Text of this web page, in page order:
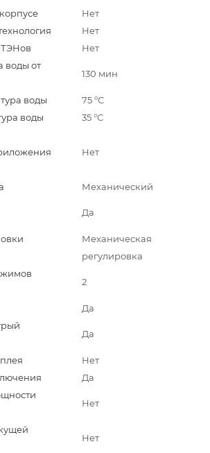
Нет
Нет
ТЭНов
Нет
воды от
130 мин
воды
75 °С
воды
35 °С
Нет
Механический
Да
Механическая
регулировка
2
Да
Да
Нет
Да
Нет
Нет